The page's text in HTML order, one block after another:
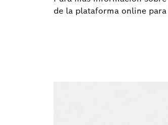
de la plataforma online